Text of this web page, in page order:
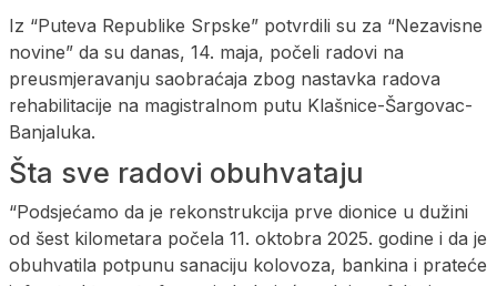
Iz “Puteva Republike Srpske” potvrdili su za “Nezavisne
novine” da su danas, 14. maja, počeli radovi na
preusmjeravanju saobraćaja zbog nastavka radova
rehabilitacije na magistralnom putu Klašnice-Šargovac-
Banjaluka.
Šta sve radovi obuhvataju
“Podsjećamo da je rekonstrukcija prve dionice u dužini
od šest kilometara počela 11. oktobra 2025. godine i da je
obuhvatila potpunu sanaciju kolovoza, bankina i prateće